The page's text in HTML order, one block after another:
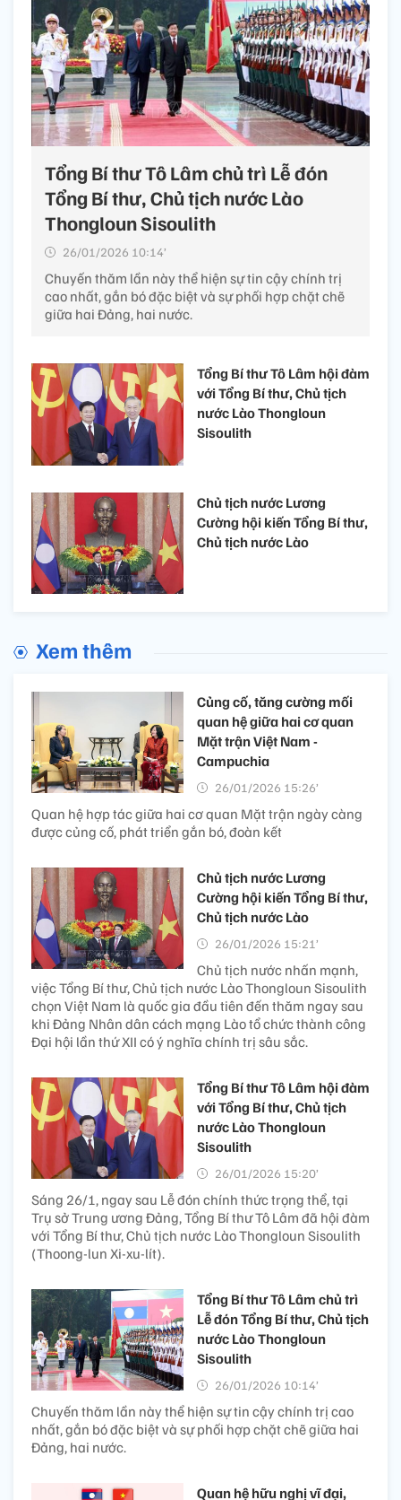
Tổng Bí thư Tô Lâm chủ trì Lễ đón
Tổng Bí thư, Chủ tịch nước Lào
Thongloun Sisoulith
26/01/2026 10:14’
Chuyến thăm lần này thể hiện sự tin cậy chính trị
cao nhất, gắn bó đặc biệt và sự phối hợp chặt chẽ
giữa hai Đảng, hai nước.
Tổng Bí thư Tô Lâm hội đàm
với Tổng Bí thư, Chủ tịch
nước Lào Thongloun
Sisoulith
Chủ tịch nước Lương
Cường hội kiến Tổng Bí thư,
Chủ tịch nước Lào
Xem thêm
Củng cố, tăng cường mối
quan hệ giữa hai cơ quan
Mặt trận Việt Nam -
Campuchia
26/01/2026 15:26’
Quan hệ hợp tác giữa hai cơ quan Mặt trận ngày càng
được củng cố, phát triển gắn bó, đoàn kết
Chủ tịch nước Lương
Cường hội kiến Tổng Bí thư,
Chủ tịch nước Lào
26/01/2026 15:21’
Chủ tịch nước nhấn mạnh,
việc Tổng Bí thư, Chủ tịch nước Lào Thongloun Sisoulith
chọn Việt Nam là quốc gia đầu tiên đến thăm ngay sau
khi Đảng Nhân dân cách mạng Lào tổ chức thành công
Đại hội lần thứ XII có ý nghĩa chính trị sâu sắc.
Tổng Bí thư Tô Lâm hội đàm
với Tổng Bí thư, Chủ tịch
nước Lào Thongloun
Sisoulith
26/01/2026 15:20’
Sáng 26/1, ngay sau Lễ đón chính thức trọng thể, tại
Trụ sở Trung ương Đảng, Tổng Bí thư Tô Lâm đã hội đàm
với Tổng Bí thư, Chủ tịch nước Lào Thongloun Sisoulith
(Thoong-lun Xi-xu-lít).
Tổng Bí thư Tô Lâm chủ trì
Lễ đón Tổng Bí thư, Chủ tịch
nước Lào Thongloun
Sisoulith
26/01/2026 10:14’
Chuyến thăm lần này thể hiện sự tin cậy chính trị cao
nhất, gắn bó đặc biệt và sự phối hợp chặt chẽ giữa hai
Đảng, hai nước.
Quan hệ hữu nghị vĩ đại,